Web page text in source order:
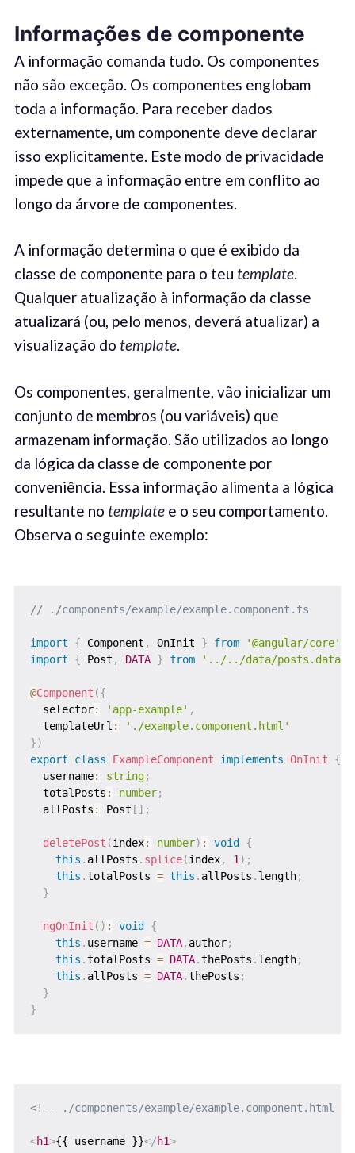
Informações de componente
A informação comanda tudo. Os componentes
não são exceção. Os componentes englobam
toda a informação. Para receber dados
externamente, um componente deve declarar
isso explicitamente. Este modo de privacidade
impede que a informação entre em conflito ao
longo da árvore de componentes.
A informação determina o que é exibido da
classe de componente para o teu template.
Qualquer atualização à informação da classe
atualizará (ou, pelo menos, deverá atualizar) a
visualização do template.
Os componentes, geralmente, vão inicializar um
conjunto de membros (ou variáveis) que
armazenam informação. São utilizados ao longo
da lógica da classe de componente por
conveniência. Essa informação alimenta a lógica
resultante no template e o seu comportamento.
Observa o seguinte exemplo:
// ./components/example/example.component.ts
import { Component , OnInit } from '@angular/core'
import
{ Post , DATA } from '../../data/posts.data'
@Component ({
  selector
: 'app-example' ,
  templateUrl
:
'./example.component.html'
})
export
class ExampleComponent implements OnInit
{
  username
: string;
  totalPosts
: number;
  allPosts
: Post [ ] ;
deletePost (index: number) : void
{
this . allPosts . splice(index, 1) ;
this .totalPosts = this . allPosts . length;
}
ngOnInit ( ) : void
{
this . username = DATA. author;
this .totalPosts = DATA.thePosts . length;
this . allPosts = DATA.thePosts ;
}
}
<!-- ./components/example/example.component.html --
<h1>{{ username }}</h1>